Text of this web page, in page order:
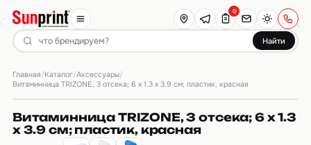
Найти
0
Главная/Каталог/Аксессуары/
Витаминница TRIZONE, 3 отсека; 6 x 1.3 x 3.9 см; пластик, красная
Витаминница TRIZONE, 3 отсека; 6 x 1.3
x 3.9 см; пластик, красная